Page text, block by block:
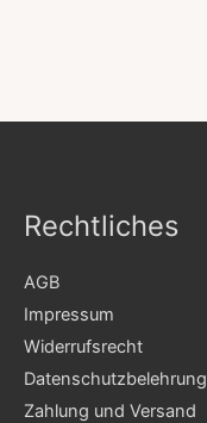
Rechtliches
AGB
Impressum
Widerrufsrecht
Datenschutzbelehrung
Zahlung und Versand